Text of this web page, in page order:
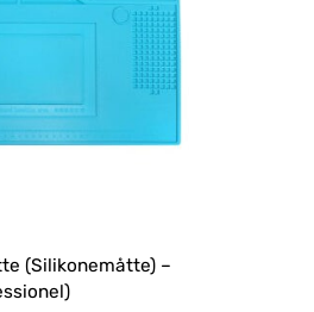
(Silikonemåtte) –